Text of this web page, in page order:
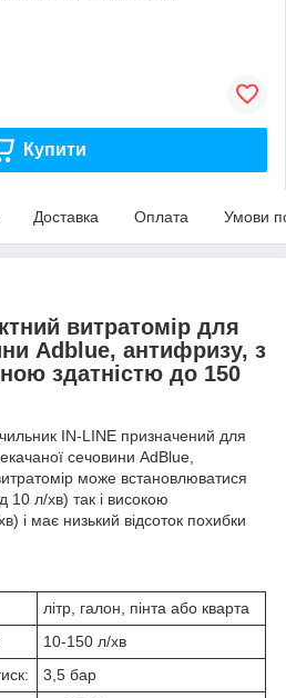
Купити
Доставка Оплата Умови
витратомір для
Adblue, антифризу, з
здатністю до 150
IN-LINE призначений для
сечовини AdBlue,
може встановлюватися
10 л/хв) так і високою
і має низький відсоток похибки
літр, галон, пінта або кварта
10-150 л/хв
3,5 бар